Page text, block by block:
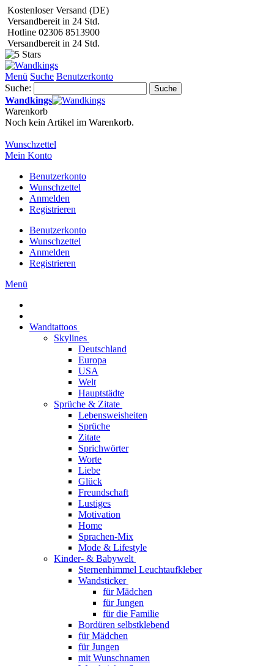
Kostenloser Versand (DE)
Versandbereit in 24 Std.
Hotline 02306 8513900
Versandbereit in 24 Std.
Menü Suche Benutzerkonto
Suche:
Suche
Wandkings
Warenkorb
Noch kein Artikel im Warenkorb.
Wunschzettel
Mein Konto
Benutzerkonto
Wunschzettel
Anmelden
Registrieren
Benutzerkonto
Wunschzettel
Anmelden
Registrieren
Menü
Wandtattoos
Skylines
Deutschland
Europa
USA
Welt
Hauptstädte
Sprüche & Zitate
Lebensweisheiten
Sprüche
Zitate
Sprichwörter
Worte
Liebe
Glück
Freundschaft
Lustiges
Motivation
Home
Sprachen-Mix
Mode & Lifestyle
Kinder- & Babywelt
Sternenhimmel Leuchtaufkleber
Wandsticker
für Mädchen
für Jungen
für die Familie
Bordüren selbstklebend
für Mädchen
für Jungen
mit Wunschnamen